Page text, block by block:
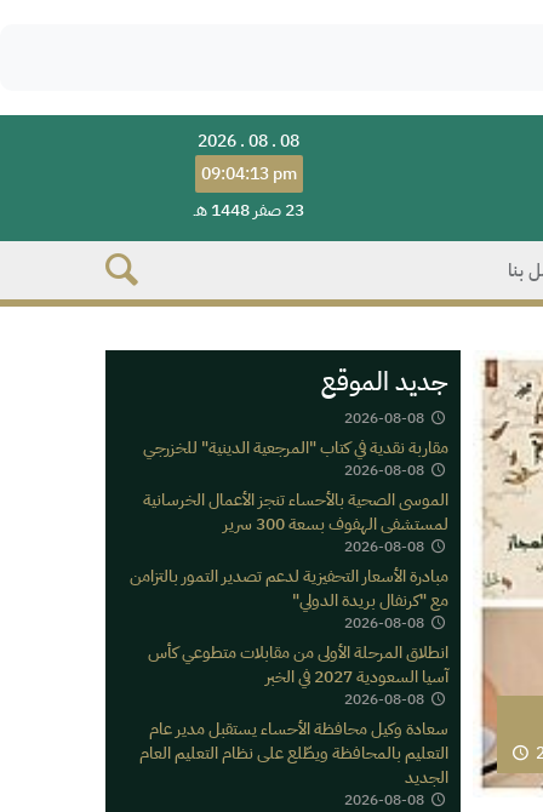
2026 . 08 . 08
09:04:13 pm
23 صفر 1448 هـ
بنا
جديد الموقع
2026-08-08
مقاربة نقدية في كتاب "المرجعية الدينية" للخزرجي
2026-08-08
الموسى الصحية بالأحساء تنجز الأعمال الخرسانية
لمستشفى الهفوف بسعة 300 سرير
2026-08-08
مبادرة الأسعار التحفيزية لدعم تصدير التمور بالتزامن
مع "كرنفال بريدة الدولي"
2026-08-08
انطلاق المرحلة الأولى من مقابلات متطوعي كأس
آسيا السعودية 2027 في الخبر
2026-08-08
سعادة وكيل محافظة الأحساء يستقبل مدير عام
التعليم بالمحافظة ويطّلع على نظام التعليم العام
الجديد
2026-08-08